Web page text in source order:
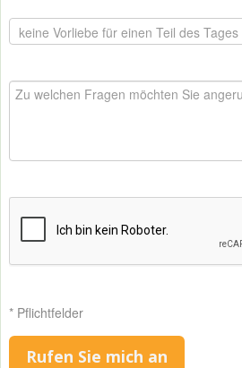
* Pflichtfelder
Rufen Sie mich an